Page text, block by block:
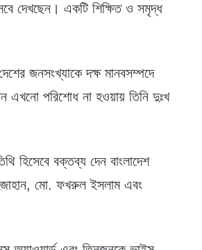
দেখছেন। একটি শিক্ষিত ও সমৃদ্ধ
জনসংখ্যাকে দক্ষ মানবসম্পদে
এখনো পরিশোধ না হওয়ায় তিনি দুঃখ
হিসেবে বক্তব্য দেন বাংলাদেশ
মো. ফখরুল ইসলাম এবং